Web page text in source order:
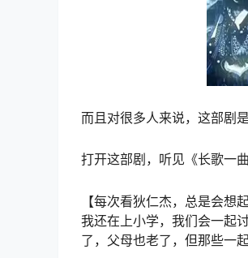
而且对很多人来说，这部剧
打开这部剧，听见《长歌一
【每次看狄仁杰，总是会想
我还在上小学，我们会一起
了，父母也老了，但那些一